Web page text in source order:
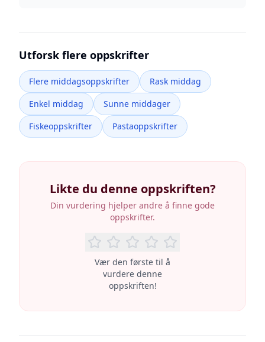
Utforsk flere oppskrifter
Flere middagsoppskrifter
Rask middag
Enkel middag
Sunne middager
Fiskeoppskrifter
Pastaoppskrifter
Likte du denne oppskriften?
Din vurdering hjelper andre å finne gode
oppskrifter.
Vær den første til å
vurdere denne
oppskriften!